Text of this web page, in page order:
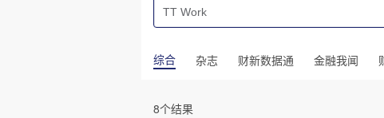
综合 杂志 财新数据通 金融我闻
8个结果